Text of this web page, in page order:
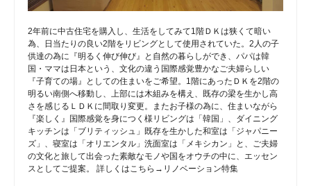
2年前に中古住宅を購入し、生活をしてみて1階ＤＫは狭くて暗い
為、日当たりの良い2階をリビングとして使用されていた。2人の子
供達の為に『明るく伸び伸び』と自然の暮らしができ、パパは韓
国・ママは日本という、文化の違う国際感覚豊かなご夫婦らしい
『子育ての場』としての住まいをご希望。1階にあったＤＫを2階の
明るい南側へ移動し、上部には木組みを構え、既存の梁を生かし高
さを感じるＬＤＫに間取り変更。またお子様の為に、住まいながら
『楽しく』国際感覚を身につく様リビングは「韓国」、ダイニング
キッチンは「ブリティッシュ」既存を生かした和室は「ジャパニー
ズ」、寝室は「オリエンタル」洗面室は「メキシカン」と、ご夫婦
の文化と旅して出会った素敵なモノや国をオウチの中に、エッセン
スとしてご提案。 詳しくはこちら→リノベーション特集